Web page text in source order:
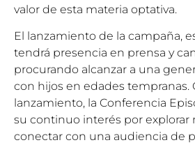
valor de esta materia optativa.
El lanzamiento de la campaña,
tendrá presencia en prensa y
procurando alcanzar a una
con hijos en edades tempranas.
lanzamiento, la Conferencia
su continuo interés por explorar
conectar con una audiencia de